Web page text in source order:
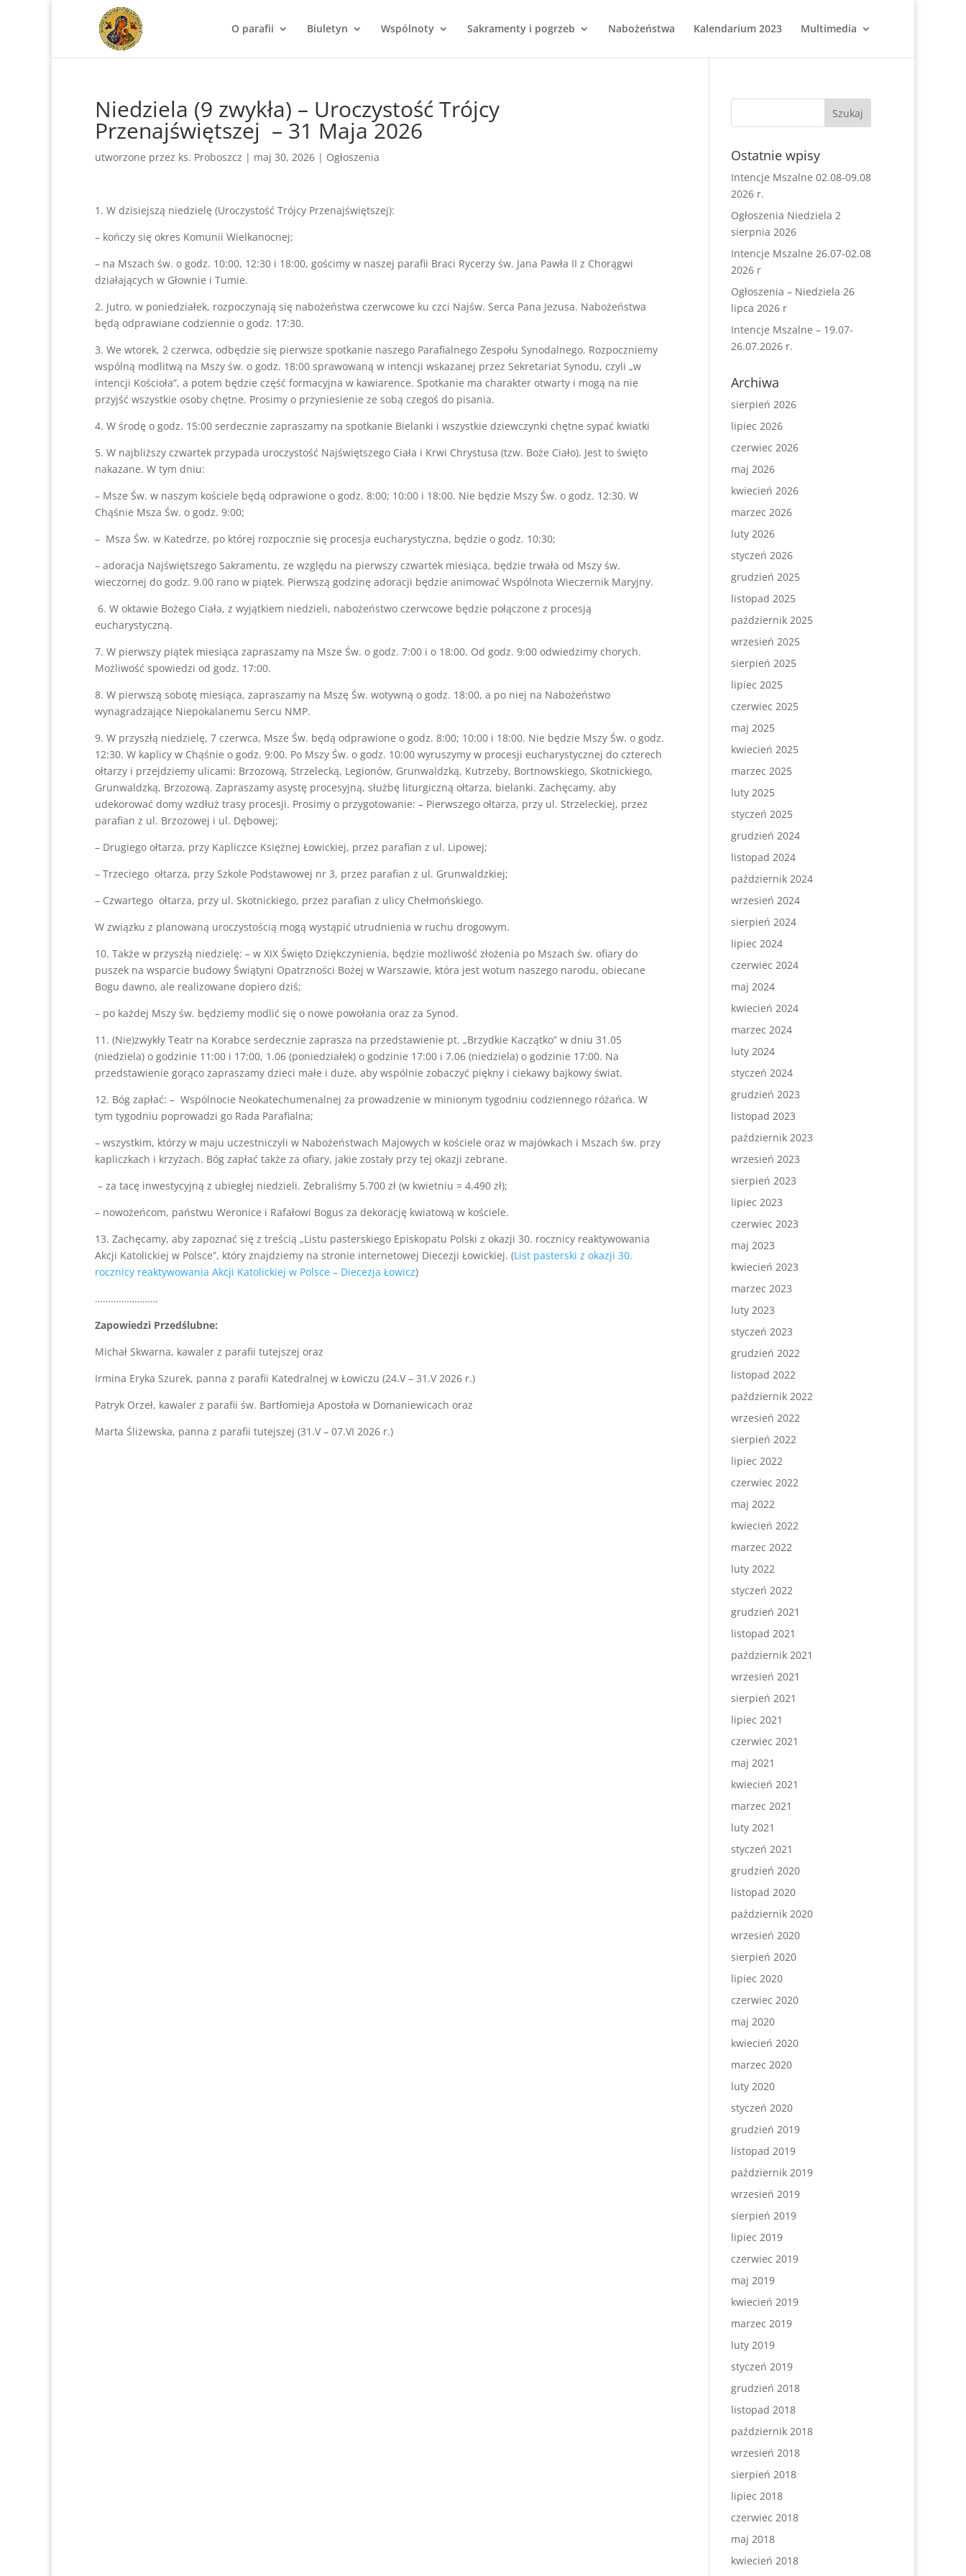
O parafii Biuletyn Wspólnoty Sakramenty i pogrzeb Nabożeństwa Kalendarium 2023 Multimedia
Niedziela (9 zwykła) – Uroczystość Trójcy
Przenajświętszej – 31 Maja 2026
utworzone przez ks. Proboszcz | maj 30, 2026 | Ogłoszenia
1. W dzisiejszą niedzielę (Uroczystość Trójcy Przenajświętszej):
– kończy się okres Komunii Wielkanocnej;
– na Mszach św. o godz. 10:00, 12:30 i 18:00, gościmy w naszej parafii Braci Rycerzy św. Jana Pawła II z Chorągwi
działających w Głownie i Tumie.
2. Jutro, w poniedziałek, rozpoczynają się nabożeństwa czerwcowe ku czci Najśw. Serca Pana Jezusa. Nabożeństwa
będą odprawiane codziennie o godz. 17:30.
3. We wtorek, 2 czerwca, odbędzie się pierwsze spotkanie naszego Parafialnego Zespołu Synodalnego. Rozpoczniemy
wspólną modlitwą na Mszy św. o godz. 18:00 sprawowaną w intencji wskazanej przez Sekretariat Synodu, czyli „w
intencji Kościoła”, a potem będzie część formacyjna w kawiarence. Spotkanie ma charakter otwarty i mogą na nie
przyjść wszystkie osoby chętne. Prosimy o przyniesienie ze sobą czegoś do pisania.
4. W środę o godz. 15:00 serdecznie zapraszamy na spotkanie Bielanki i wszystkie dziewczynki chętne sypać kwiatki
5. W najbliższy czwartek przypada uroczystość Najświętszego Ciała i Krwi Chrystusa (tzw. Boże Ciało). Jest to święto
nakazane. W tym dniu:
– Msze Św. w naszym kościele będą odprawione o godz. 8:00; 10:00 i 18:00. Nie będzie Mszy Św. o godz. 12:30. W
Chąśnie Msza Św. o godz. 9:00;
– Msza Św. w Katedrze, po której rozpocznie się procesja eucharystyczna, będzie o godz. 10:30;
– adoracja Najświętszego Sakramentu, ze względu na pierwszy czwartek miesiąca, będzie trwała od Mszy św.
wieczornej do godz. 9.00 rano w piątek. Pierwszą godzinę adoracji będzie animować Wspólnota Wieczernik Maryjny.
6. W oktawie Bożego Ciała, z wyjątkiem niedzieli, nabożeństwo czerwcowe będzie połączone z procesją
eucharystyczną.
7. W pierwszy piątek miesiąca zapraszamy na Msze Św. o godz. 7:00 i o 18:00. Od godz. 9:00 odwiedzimy chorych.
Możliwość spowiedzi od godz. 17:00.
8. W pierwszą sobotę miesiąca, zapraszamy na Mszę Św. wotywną o godz. 18:00, a po niej na Nabożeństwo
wynagradzające Niepokalanemu Sercu NMP.
9. W przyszłą niedzielę, 7 czerwca, Msze Św. będą odprawione o godz. 8:00; 10:00 i 18:00. Nie będzie Mszy Św. o godz.
12:30. W kaplicy w Chąśnie o godz. 9:00. Po Mszy Św. o godz. 10:00 wyruszymy w procesji eucharystycznej do czterech
ołtarzy i przejdziemy ulicami: Brzozową, Strzelecką, Legionów, Grunwaldzką, Kutrzeby, Bortnowskiego, Skotnickiego,
Grunwaldzką, Brzozową. Zapraszamy asystę procesyjną, służbę liturgiczną ołtarza, bielanki. Zachęcamy, aby
udekorować domy wzdłuż trasy procesji. Prosimy o przygotowanie: – Pierwszego ołtarza, przy ul. Strzeleckiej, przez
parafian z ul. Brzozowej i ul. Dębowej;
– Drugiego ołtarza, przy Kapliczce Księżnej Łowickiej, przez parafian z ul. Lipowej;
– Trzeciego ołtarza, przy Szkole Podstawowej nr 3, przez parafian z ul. Grunwaldzkiej;
– Czwartego ołtarza, przy ul. Skotnickiego, przez parafian z ulicy Chełmońskiego.
W związku z planowaną uroczystością mogą wystąpić utrudnienia w ruchu drogowym.
10. Także w przyszłą niedzielę: – w XIX Święto Dziękczynienia, będzie możliwość złożenia po Mszach św. ofiary do
puszek na wsparcie budowy Świątyni Opatrzności Bożej w Warszawie, która jest wotum naszego narodu, obiecane
Bogu dawno, ale realizowane dopiero dziś;
– po każdej Mszy św. będziemy modlić się o nowe powołania oraz za Synod.
11. (Nie)zwykły Teatr na Korabce serdecznie zaprasza na przedstawienie pt. „Brzydkie Kaczątko” w dniu 31.05
(niedziela) o godzinie 11:00 i 17:00, 1.06 (poniedziałek) o godzinie 17:00 i 7.06 (niedziela) o godzinie 17:00. Na
przedstawienie gorąco zapraszamy dzieci małe i duże, aby wspólnie zobaczyć piękny i ciekawy bajkowy świat.
12. Bóg zapłać: – Wspólnocie Neokatechumenalnej za prowadzenie w minionym tygodniu codziennego różańca. W
tym tygodniu poprowadzi go Rada Parafialna;
– wszystkim, którzy w maju uczestniczyli w Nabożeństwach Majowych w kościele oraz w majówkach i Mszach św. przy
kapliczkach i krzyżach. Bóg zapłać także za ofiary, jakie zostały przy tej okazji zebrane.
– za tacę inwestycyjną z ubiegłej niedzieli. Zebraliśmy 5.700 zł (w kwietniu = 4.490 zł);
– nowożeńcom, państwu Weronice i Rafałowi Bogus za dekorację kwiatową w kościele.
13. Zachęcamy, aby zapoznać się z treścią „Listu pasterskiego Episkopatu Polski z okazji 30. rocznicy reaktywowania
Akcji Katolickiej w Polsce”, który znajdziemy na stronie internetowej Diecezji Łowickiej. (List pasterski z okazji 30.
rocznicy reaktywowania Akcji Katolickiej w Polsce – Diecezja Łowicz)
……………………
Zapowiedzi Przedślubne:
Michał Skwarna, kawaler z parafii tutejszej oraz
Irmina Eryka Szurek, panna z parafii Katedralnej w Łowiczu (24.V – 31.V 2026 r.)
Patryk Orzeł, kawaler z parafii św. Bartłomieja Apostoła w Domaniewicach oraz
Marta Śliżewska, panna z parafii tutejszej (31.V – 07.VI 2026 r.)
Ostatnie wpisy
Intencje Mszalne 02.08-09.08
2026 r.
Ogłoszenia Niedziela 2
sierpnia 2026
Intencje Mszalne 26.07-02.08
2026 r
Ogłoszenia – Niedziela 26
lipca 2026 r
Intencje Mszalne – 19.07-
26.07.2026 r.
Archiwa
sierpień 2026
lipiec 2026
czerwiec 2026
maj 2026
kwiecień 2026
marzec 2026
luty 2026
styczeń 2026
grudzień 2025
listopad 2025
październik 2025
wrzesień 2025
sierpień 2025
lipiec 2025
czerwiec 2025
maj 2025
kwiecień 2025
marzec 2025
luty 2025
styczeń 2025
grudzień 2024
listopad 2024
październik 2024
wrzesień 2024
sierpień 2024
lipiec 2024
czerwiec 2024
maj 2024
kwiecień 2024
marzec 2024
luty 2024
styczeń 2024
grudzień 2023
listopad 2023
październik 2023
wrzesień 2023
sierpień 2023
lipiec 2023
czerwiec 2023
maj 2023
kwiecień 2023
marzec 2023
luty 2023
styczeń 2023
grudzień 2022
listopad 2022
październik 2022
wrzesień 2022
sierpień 2022
lipiec 2022
czerwiec 2022
maj 2022
kwiecień 2022
marzec 2022
luty 2022
styczeń 2022
grudzień 2021
listopad 2021
październik 2021
wrzesień 2021
sierpień 2021
lipiec 2021
czerwiec 2021
maj 2021
kwiecień 2021
marzec 2021
luty 2021
styczeń 2021
grudzień 2020
listopad 2020
październik 2020
wrzesień 2020
sierpień 2020
lipiec 2020
czerwiec 2020
maj 2020
kwiecień 2020
marzec 2020
luty 2020
styczeń 2020
grudzień 2019
listopad 2019
październik 2019
wrzesień 2019
sierpień 2019
lipiec 2019
czerwiec 2019
maj 2019
kwiecień 2019
marzec 2019
luty 2019
styczeń 2019
grudzień 2018
listopad 2018
październik 2018
wrzesień 2018
sierpień 2018
lipiec 2018
czerwiec 2018
maj 2018
kwiecień 2018